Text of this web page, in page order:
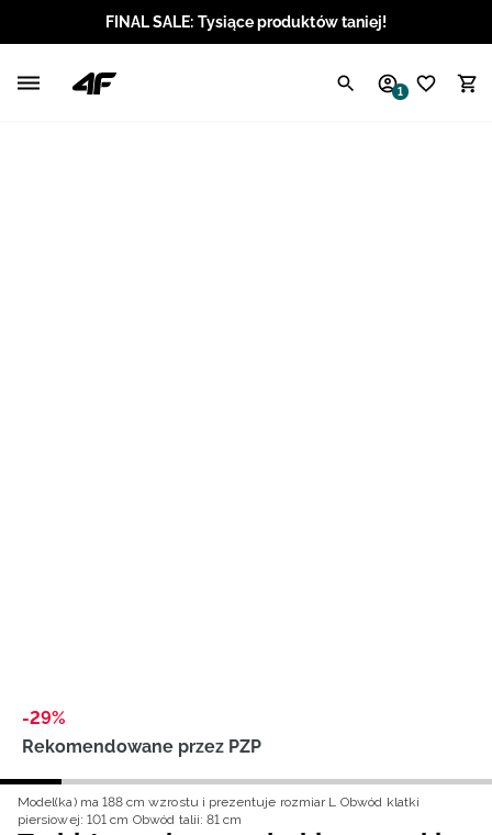
FINAL SALE: Tysiące produktów taniej!
1
-29%
Rekomendowane przez PZP
Model(ka) ma 188 cm wzrostu i prezentuje rozmiar L Obwód klatki
piersiowej: 101 cm Obwód talii: 81 cm